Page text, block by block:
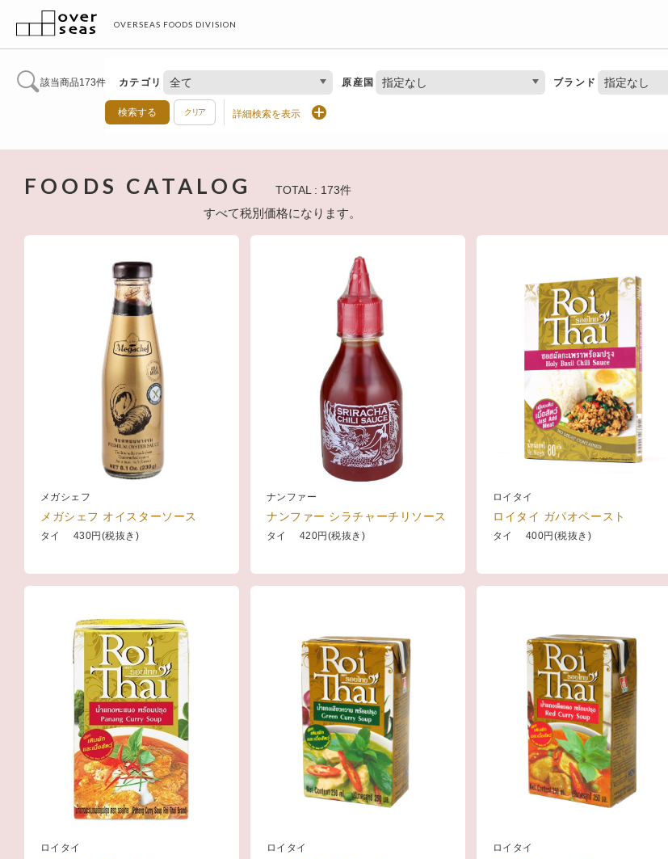
OVERSEAS FOODS DIVISION
該当商品173件 カテゴリ 全て 原産国 指定なし ブランド 指定なし
検索する クリア 詳細検索を表示
FOODS CATALOG TOTAL : 173件
すべて税別価格になります。
メガシェフ
メガシェフ オイスターソース
タイ 430円(税抜き)
ナンファー
ナンファー シラチャーチリソース
タイ 420円(税抜き)
ロイタイ
ロイタイ ガパオペースト
タイ 400円(税抜き)
ロイタイ ロイタイ ロイタイ